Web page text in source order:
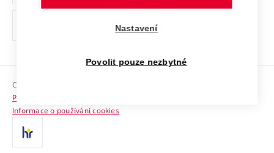
odkaz)
Sociální bezpečí
HR Award
Kontakty
Copyright © 2026 VUT
Prohlášení o přístupnosti
Informace o používání cookies
Nastavení
Povolit pouze nezbytné